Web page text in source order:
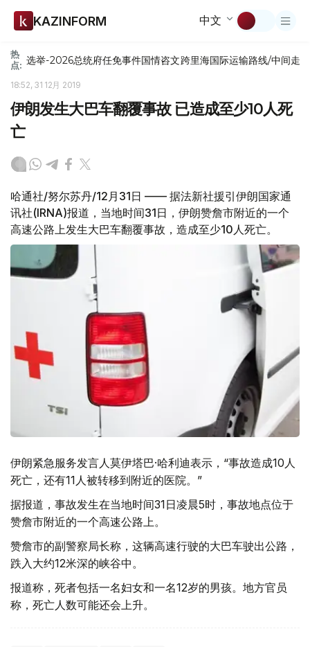
KAZINFORM 中文
热
点: 选举-2026总统府任免事件国情咨文跨里海国际运输路线/中间走廊
18:52, 31 12月 2019
伊朗发生大巴车翻覆事故 已造成至少10人死
亡
哈通社/努尔苏丹/12月31日 —— 据法新社援引伊朗国家通
讯社(IRNA)报道，当地时间31日，伊朗赞詹市附近的一个
高速公路上发生大巴车翻覆事故，造成至少10人死亡。
伊朗紧急服务发言人莫伊塔巴·哈利迪表示，“事故造成10人
死亡，还有11人被转移到附近的医院。”
据报道，事故发生在当地时间31日凌晨5时，事故地点位于
赞詹市附近的一个高速公路上。
赞詹市的副警察局长称，这辆高速行驶的大巴车驶出公路，
跌入大约12米深的峡谷中。
报道称，死者包括一名妇女和一名12岁的男孩。地方官员
称，死亡人数可能还会上升。